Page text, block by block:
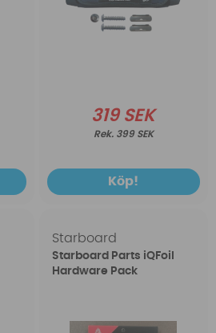
319 SEK
399 SEK
Köp!
Starboard
Starboard Parts iQFoil
Hardware Pack